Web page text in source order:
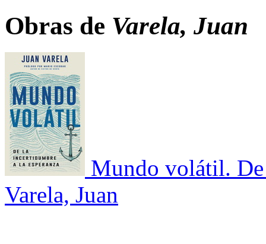
Obras de Varela, Juan
Mundo volátil. De
Varela, Juan